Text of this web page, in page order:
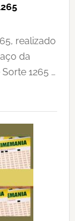
realizado
da
1265 …